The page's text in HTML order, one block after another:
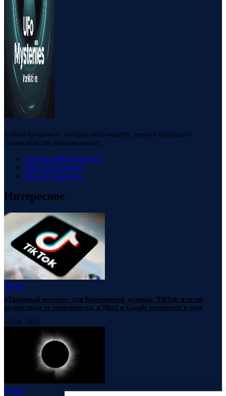
Тайны прошлого, загадки настоящего, версии будущего.
Энциклопедия непознанного.
Telegram 88k Followers
RSS 23k Followers
VK 23k Followers
Интересное
Наука
«Табачный момент» для Кремниевой долины: TikTok платит
подросткам за зависимость, а Meta и Google готовятся к суду
05.08.2026
Наука